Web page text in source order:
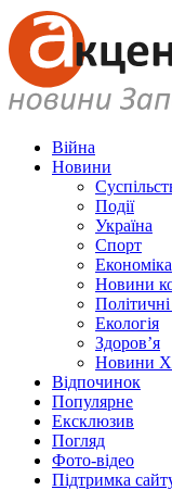
Війна
Новини
Події
Україна
Спорт
Економіка
Новини
Екологія
Здоров’я
Новини
Відпочинок
Популярне
Ексклюзив
Погляд
Фото-відео
Підтримка